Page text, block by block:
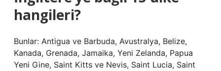
hangileri?
Bunlar: Antigua ve Barbuda, Avustralya, Belize,
Kanada, Grenada, Jamaika, Yeni Zelanda, Papua
Yeni Gine, Saint Kitts ve Nevis, Saint Lucia, Saint